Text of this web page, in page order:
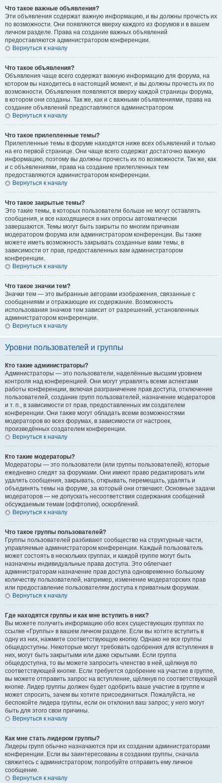
Что такое важные объявления?
Эти объявления содержат важную информацию, и вы должны прочесть их
по возможности. Они появляются вверху каждого из форумов и в вашем
личном разделе. Права на создание важных объявлений
предоставляются администратором конференции.
Вернуться к началу
Что такое объявления?
Объявления чаще всего содержат важную информацию для форума, на
котором вы находитесь в настоящий момент, и вы должны прочесть их по
возможности. Объявления появляются вверху каждой страницы форума,
в котором они созданы. Так же, как и с важными объявлениями, права на
создание объявлений предоставляются администратором.
Вернуться к началу
Что такое прилепленные темы?
Прилепленные темы в форуме находятся ниже всех объявлений и только
на его первой странице. Они чаще всего содержат достаточно важную
информацию, поэтому вы должны прочесть их по возможности. Так же, как
и с объявлениями, права на создание прилепленных тем
предоставляются администратором конференции.
Вернуться к началу
Что такое закрытые темы?
Это такие темы, в которых пользователи больше не могут оставлять
сообщения, и все находящиеся в них опросы автоматически
завершаются. Темы могут быть закрыты по многим причинам
модератором форума или администратором конференции. Вы также
можете иметь возможность закрывать созданные вами темы, в
зависимости от прав, предоставленных вам администратором
конференции.
Вернуться к началу
Что такое значки тем?
Значки тем — это выбранные авторами изображения, связанные с
сообщениями и отражающие их содержание. Возможность
использования значков тем зависит от разрешений, установленных
администратором конференции.
Вернуться к началу
Уровни пользователей и группы
Кто такие администраторы?
Администраторы — это пользователи, наделённые высшим уровнем
контроля над конференцией. Они могут управлять всеми аспектами
работы конференции, включая разграничение прав доступа, отключение
пользователей, создание групп пользователей, назначение модераторов
и т. п., в зависимости от прав, предоставленных им создателем
конференции. Они также могут обладать всеми возможностями
модераторов во всех форумах, в зависимости от настроек,
произведённых создателем конференции.
Вернуться к началу
Кто такие модераторы?
Модераторы — это пользователи (или группы пользователей), которые
ежедневно следят за форумами. Они имеют право редактировать или
удалять сообщения, закрывать, открывать, перемещать, удалять и
объединять темы на форуме, за который они отвечают. Основные задачи
модераторов — не допускать несоответствия содержания сообщений
обсуждаемым темам (оффтопик), оскорблений.
Вернуться к началу
Что такое группы пользователей?
Группы пользователей разбивают сообщество на структурные части,
управляемые администратором конференции. Каждый пользователь
может состоять в нескольких группах, и каждой группе могут быть
назначены индивидуальные права доступа. Это облегчает
администраторам назначение прав доступа одновременно большому
количеству пользователей, например, изменение модераторских прав
или предоставление пользователям доступа к приватным форумам.
Вернуться к началу
Где находятся группы и как мне вступить в них?
Вы можете получить информацию обо всех существующих группах по
ссылке «Группы» в вашем личном разделе. Если вы хотите вступить в
одну из них, нажмите соответствующую кнопку. Однако не все группы
общедоступны. Некоторые могут требовать одобрения для вступления в
них, могут быть закрытыми или даже скрытыми. Если группа
общедоступна, то вы можете запросить членство в ней, щёлкнув по
соответствующей кнопке. Если требуется одобрение на участие в группе,
вы можете отправить запрос на вступление, щёлкнув по соответствующей
кнопке. Лидер группы должен будет одобрить ваше участие в группе и
может спросить, зачем вы хотите присоединиться. Пожалуйста, не
беспокойте лидера группы, если он отклонил ваш запрос; у него могут
быть для этого свои причины.
Вернуться к началу
Как мне стать лидером группы?
Лидеры групп обычно назначаются при их создании администраторами
конференции. Если вы заинтересованы в создании группы, сначала
свяжитесь с администратором; попробуйте отправить ему личное
сообщение.
Вернуться к началу